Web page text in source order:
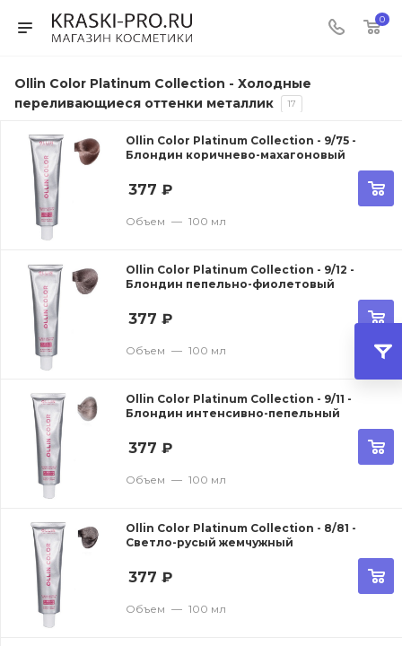
0
Ollin Color Platinum Collection - Холодные
переливающиеся оттенки металлик
17
Ollin Color Platinum Collection - 9/75 -
Блондин коричнево-махагоновый
377 ₽
Объем — 100 мл
Ollin Color Platinum Collection - 9/12 -
Блондин пепельно-фиолетовый
377 ₽
Объем — 100 мл
Ollin Color Platinum Collection - 9/11 -
Блондин интенсивно-пепельный
377 ₽
Объем — 100 мл
Ollin Color Platinum Collection - 8/81 -
Светло-русый жемчужный
377 ₽
Объем — 100 мл